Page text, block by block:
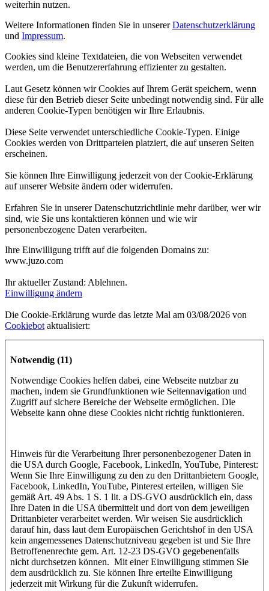
weiterhin nutzen.
Weitere Informationen finden Sie in unsererDatenschutzerklärung
und Impressum.
Cookies sind kleine Textdateien, die von Webseiten verwendet
werden, um die Benutzererfahrung effizienter zu gestalten.
Laut Gesetz können wir Cookies auf Ihrem Gerät speichern, wenn
diese für den Betrieb dieser Seite unbedingt notwendig sind. Für alle
anderen Cookie-Typen benötigen wir Ihre Erlaubnis.
Diese Seite verwendet unterschiedliche Cookie-Typen. Einige
Cookies werden von Drittparteien platziert, die auf unseren Seiten
erscheinen.
Sie können Ihre Einwilligung jederzeit von der Cookie-Erklärung
auf unserer Website ändern oder widerrufen.
Erfahren Sie in unserer Datenschutzrichtlinie mehr darüber, wer wir
sind, wie Sie uns kontaktieren können und wie wir
personenbezogene Daten verarbeiten.
Ihre Einwilligung trifft auf die folgenden Domains zu:
www.juzo.com
Ihr aktueller Zustand: Ablehnen.
Einwilligung ändern
Die Cookie-Erklärung wurde das letzte Mal am 03/08/2026 von
Cookiebot aktualisiert:
Notwendig (11)
Notwendige Cookies helfen dabei, eine Webseite nutzbar zu
machen, indem sie Grundfunktionen wie Seitennavigation und
Zugriff auf sichere Bereiche der Webseite ermöglichen. Die
Webseite kann ohne diese Cookies nicht richtig funktionieren.
Hinweis für die Verarbeitung Ihrer personenbezogener Daten in
die USA durch Google, Facebook, LinkedIn, YouTube, Pinterest:
Wenn Sie Ihre Einwilligung zu den zu den Drittanbietern Google,
Facebook, LinkedIn, YouTube, Pinterest erteilen, willigen Sie
gemäß Art. 49 Abs. 1 S. 1 lit. a DS-GVO ausdrücklich ein, dass
Ihre Daten in die USA übermittelt und dort von dem jeweiligen
Drittanbieter verarbeitet werden. Wir weisen Sie ausdrücklich
darauf hin, dass laut dem Europäischen Gerichtshof in den USA
kein angemessenes Datenschutzniveau gegeben ist und Sie Ihre
Betroffenenrechte gem. Art. 12-23 DS-GVO gegebenenfalls
nicht durchsetzen können. Mit einer Einwilligung stimmen Sie
dem ausdrücklich zu. Sie können Ihre erteilte Einwilligung
jederzeit mit Wirkung für die Zukunft widerrufen.